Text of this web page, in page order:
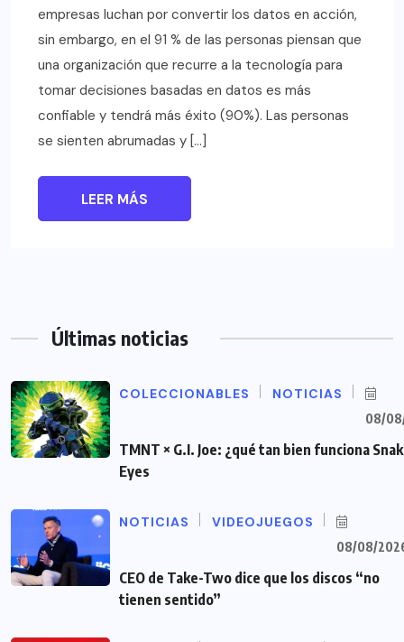
empresas luchan por convertir los datos en acción,
sin embargo, en el 91 % de las personas piensan que
una organización que recurre a la tecnología para
tomar decisiones basadas en datos es más
confiable y tendrá más éxito (90%). Las personas
se sienten abrumadas y […]
LEER MÁS
Últimas noticias
COLECCIONABLES NOTICIAS
08/
TMNT × G.I. Joe: ¿qué tan bien funciona
Eyes
NOTICIAS VIDEOJUEGOS
08/08/
CEO de Take-Two dice que los discos “no
tienen sentido”